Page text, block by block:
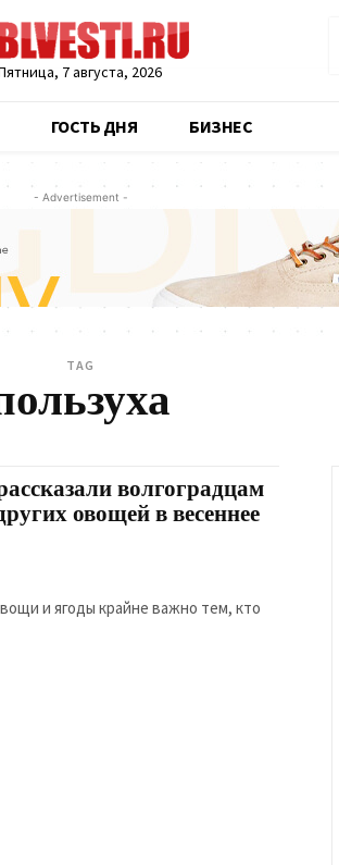
7 августа, 2026
ГОСТЬ ДНЯ БИЗНЕС
- Advertisement -
TAG
волгоградцам
овощей в весеннее
и ягоды крайне важно тем, кто